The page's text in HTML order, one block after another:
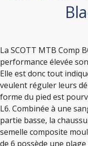
La SCOTT MTB Comp
performance élevée
Elle est donc tout
veulent réguler leurs
forme du pied est
L6. Combinée à une
partie basse, la
semelle composite
de 6 possède une